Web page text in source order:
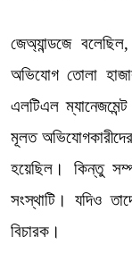
জেঅ্যান্ডজে
অভিযোগ তোলা
এলটিএল
মূলত
হয়েছিল। কিন্তু
সংস্থাটি। যদিও
বিচারক।